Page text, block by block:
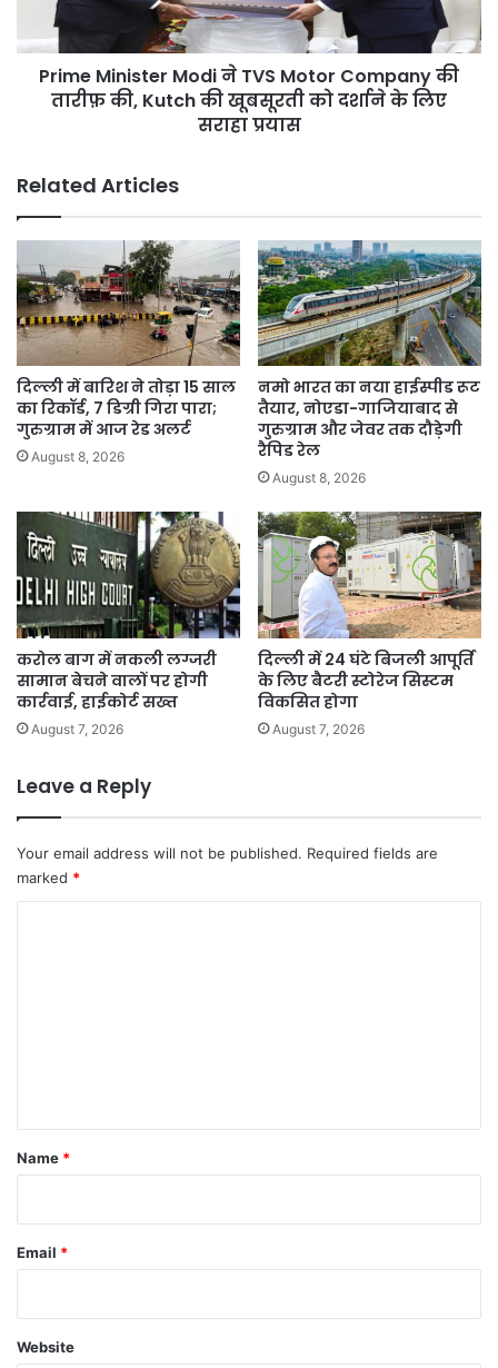
तारीफ़
Kutch
दर्शाने
के
लिए
सराहा
प्रयास
Prime Minister Modi ने TVS Motor Company की
तारीफ़ की, Kutch की खूबसूरती को दर्शाने के लिए
सराहा प्रयास
Related Articles
दिल्ली में बारिश ने तोड़ा 15 साल
का रिकॉर्ड, 7 डिग्री गिरा पारा;
गुरुग्राम में आज रेड अलर्ट
August 8, 2026
नमो भारत का नया हाईस्पीड रूट
तैयार, नोएडा-गाजियाबाद से
गुरुग्राम और जेवर तक दौड़ेगी
रैपिड रेल
August 8, 2026
करोल बाग में नकली लग्जरी
सामान बेचने वालों पर होगी
कार्रवाई, हाईकोर्ट सख्त
August 7, 2026
दिल्ली में 24 घंटे बिजली आपूर्ति
के लिए बैटरी स्टोरेज सिस्टम
विकसित होगा
August 7, 2026
Leave a Reply
Your email address will not be published. Required fields are
marked *
*
Name *
Email *
Website